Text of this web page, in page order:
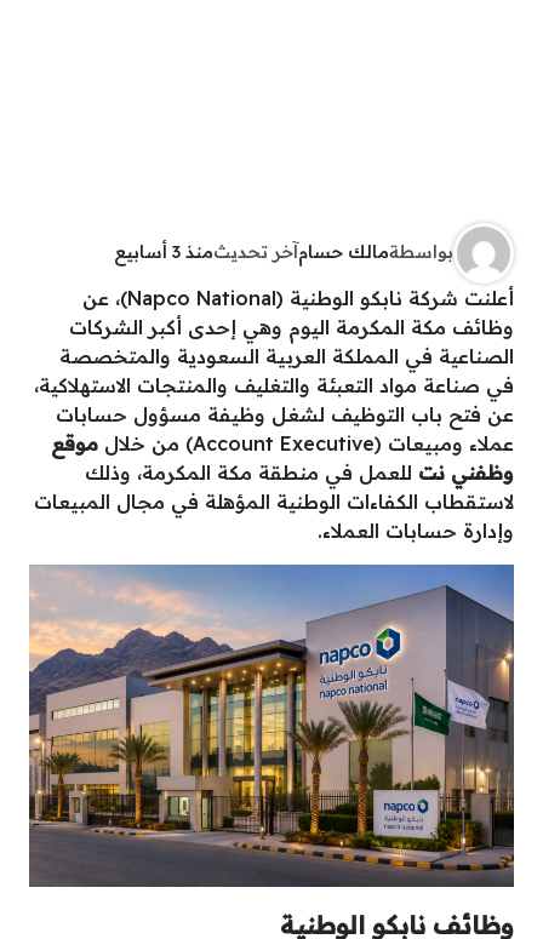
بواسطةمالك حسامآخر تحديثمنذ 3 أسابيع
أعلنت شركة نابكو الوطنية (Napco National)، عن
وظائف مكة المكرمة اليوم وهي إحدى أكبر الشركات
الصناعية في المملكة العربية السعودية والمتخصصة
في صناعة مواد التعبئة والتغليف والمنتجات الاستهلاكية،
عن فتح باب التوظيف لشغل وظيفة مسؤول حسابات
عملاء ومبيعات (Account Executive) من خلال
موقع
وظفني نت للعمل في منطقة مكة المكرمة، وذلك
لاستقطاب الكفاءات الوطنية المؤهلة في مجال المبيعات
وإدارة حسابات العملاء.
وظائف نابكو الوطنية